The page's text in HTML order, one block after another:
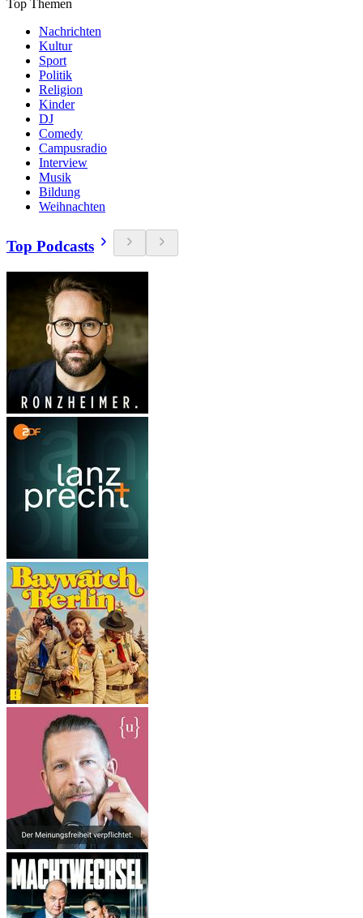
Top Themen
Nachrichten
Kultur
Sport
Politik
Religion
Kinder
DJ
Comedy
Campusradio
Interview
Musik
Bildung
Weihnachten
Top Podcasts